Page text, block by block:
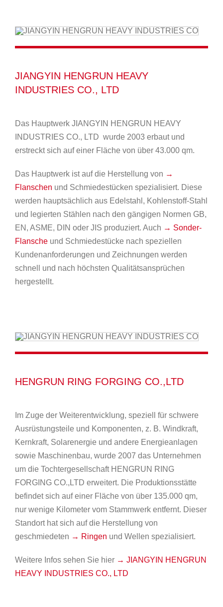
JIANGYIN HENGRUN HEAVY
INDUSTRIES CO., LTD
Das Hauptwerk JIANGYIN HENGRUN HEAVY
INDUSTRIES CO., LTD wurde 2003 erbaut und
erstreckt sich auf einer Fläche von über 43.000 qm.
Das Hauptwerk ist auf die Herstellung von →
Flanschen und Schmiedestücken spezialisiert. Diese
werden hauptsächlich aus Edelstahl, Kohlenstoff-Stahl
und legierten Stählen nach den gängigen Normen GB,
EN, ASME, DIN oder JIS produziert. Auch → Sonder-
Flansche und Schmiedestücke nach speziellen
Kundenanforderungen und Zeichnungen werden
schnell und nach höchsten Qualitätsansprüchen
hergestellt.
HENGRUN RING FORGING CO.,LTD
Im Zuge der Weiterentwicklung, speziell für schwere
Ausrüstungsteile und Komponenten, z. B. Windkraft,
Kernkraft, Solarenergie und andere Energieanlagen
sowie Maschinenbau, wurde 2007 das Unternehmen
um die Tochtergesellschaft HENGRUN RING
FORGING CO.,LTD erweitert. Die Produktionsstätte
befindet sich auf einer Fläche von über 135.000 qm,
nur wenige Kilometer vom Stammwerk entfernt. Dieser
Standort hat sich auf die Herstellung von
geschmiedeten → Ringen und Wellen spezialisiert.
Weitere Infos sehen Sie hier → J IANGYIN HENGRUN
HEAVY INDUSTRIES CO., LTD